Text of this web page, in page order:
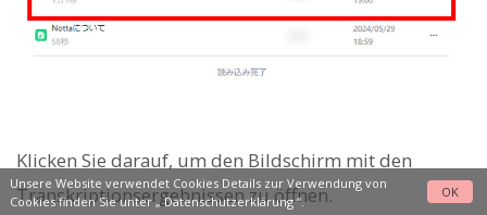
Klicken Sie darauf, um den Bildschirm mit den
Transkriptionsergebnissen zu öffnen.
Unsere Website verwendet Cookies Details zur Verwendung von
Cookies finden Sie unter „Datenschutzerklärung“.
OK